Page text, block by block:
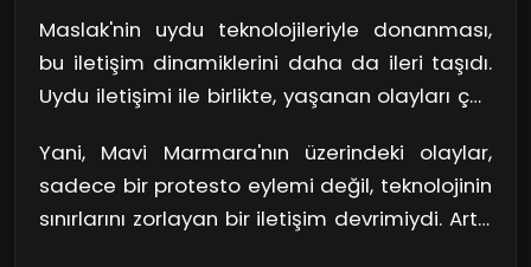
bir videonun bir tıklama ile yayılmasını
düşünün; bu, geleneksel medyanın gücünü bir
kenara iten bir durumdu. Peki, bu değişim bize
ne öğretti?
cep telefonlarıyla anlık paylaşımlar yaptı ve
bu paylaşımlar, olayın nasıl algılandığını köklü
bir şekilde değiştirdi. Milyonlarca insan, bir
anlık görüntü ile bağlılık hissetti; bu da kitle
iletişiminin nasıl evrildiğini gösteriyor.
Maslak'nin uydu teknolojileriyle donanması,
bu iletişim dinamiklerini daha da ileri taşıdı.
Uydu iletişimi ile birlikte, yaşanan olayları çok
hale geldi. Bu durum, hem gazetecilere hem
de aktivistlere büyük bir avantaj sundu.
Maslak, sadece coğrafi bir merkezi değil, aynı
Yani, Mavi Marmara'nın üzerindeki olaylar,
sadece bir protesto eylemi değil, teknolojinin
sınırlarını zorlayan bir iletişim devrimiydi. Artık